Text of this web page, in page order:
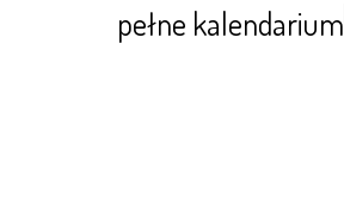
pełne kalendarium